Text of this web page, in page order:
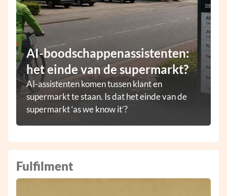
AI-boodschappenassistenten:
het einde van de supermarkt?
AI-assistenten komen tussen klant en
supermarkt te staan. Is dat het einde van de
supermarkt ‘as we know it’?
Fulfilment